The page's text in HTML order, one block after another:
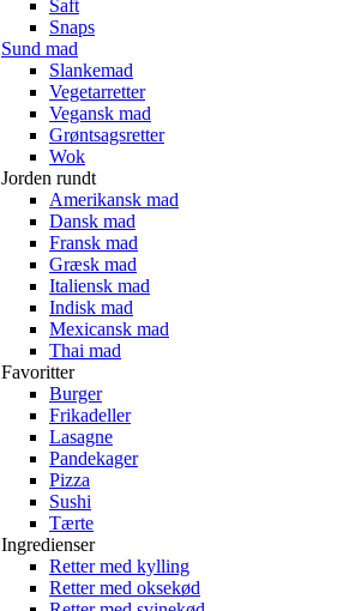
Saft
Snaps
Sund mad
Slankemad
Vegetarretter
Vegansk mad
Grøntsagsretter
Wok
Jorden rundt
Amerikansk mad
Dansk mad
Fransk mad
Græsk mad
Italiensk mad
Indisk mad
Mexicansk mad
Thai mad
Favoritter
Burger
Frikadeller
Lasagne
Pandekager
Pizza
Sushi
Tærte
Ingredienser
Retter med kylling
Retter med oksekød